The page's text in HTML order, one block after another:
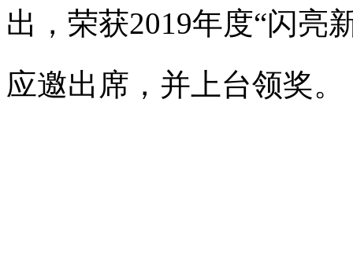
出，荣获2019年度“闪亮
应邀出席，并上台领奖。